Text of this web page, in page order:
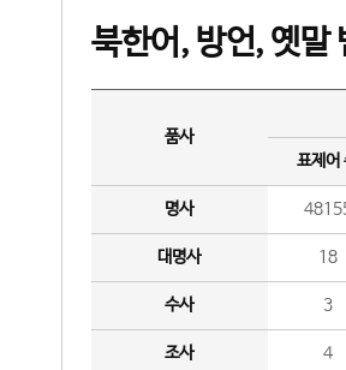
북한어, 방언, 옛말
품사
표제어
명사
대명사 18
수사 3
조사 4